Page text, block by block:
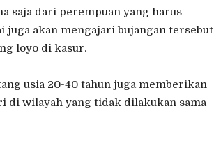
saja dari perempuan yang harus
juga akan mengajari bujangan tersebut
loyo di kasur.
usia 20-40 tahun juga memberikan
di wilayah yang tidak dilakukan sama